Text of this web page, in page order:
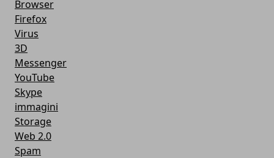
Browser
Firefox
Virus
3D
Messenger
YouTube
Skype
immagini
Storage
Web 2.0
Spam